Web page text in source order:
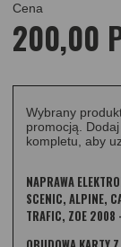
Cena
200,00
Wybrany
promocją.
kompletu, aby
NAPRAWA
SCENIC, ALPINE,
TRAFIC, ZOE